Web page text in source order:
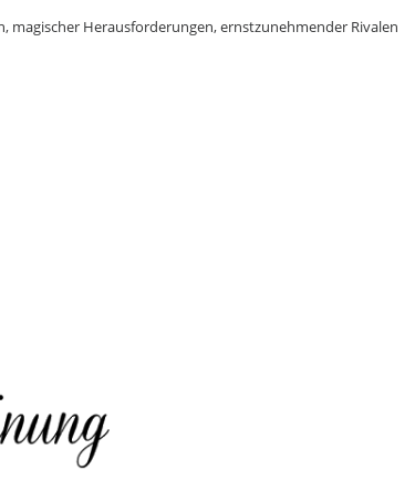
Herausforderungen, ernstzunehmender Rivalen